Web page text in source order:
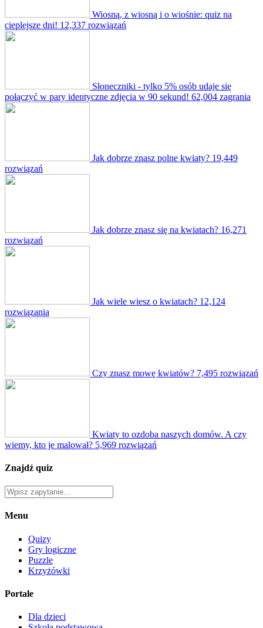
Wiosną, z wiosną i o wiośnie: quiz na
cieplejsze dni! 12,337 rozwiązań
Słoneczniki - tylko 5% osób udaje się
połączyć w pary identyczne zdjęcia w 90 sekund! 62,004 zagrania
Jak dobrze znasz polne kwiaty? 19,449
rozwiązań
Jak dobrze znasz się na kwiatach? 16,271
rozwiązań
Jak wiele wiesz o kwiatach? 12,124
rozwiązania
Czy znasz mowę kwiatów? 7,495 rozwiązań
Kwiaty to ozdoba naszych domów. A czy
wiemy, kto je malował? 5,969 rozwiązań
Znajdź quiz
Menu
Quizy
Gry logiczne
Puzzle
Krzyżówki
Portale
Dla dzieci